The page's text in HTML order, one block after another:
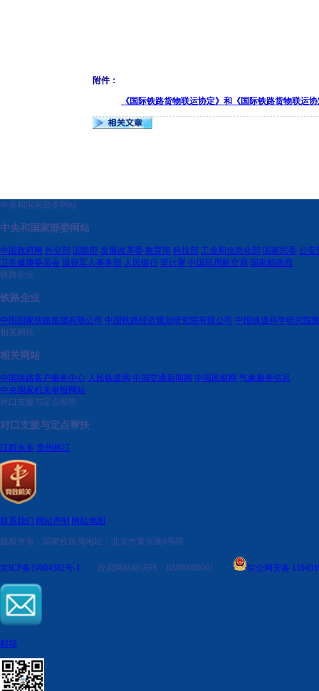
附件：
《国际铁路货物联运协定》和《国际铁路货物联运
中央和国家部委网站
中央和国家部委网站
中国政府网 外交部 国防部 发展改革委 教育部 科技部 工业和信息化部 国家民委 公安
卫生健康委员会 退役军人事务部 人民银行 审计署 中国民用航空局 国家邮政局
铁路企业
铁路企业
中国国家铁路集团有限公司 中国铁路经济规划研究院有限公司 中国铁道科学研究院
相关网站
相关网站
中国铁路客户服务中心 人民铁道网 中国交通新闻网 中国民航网 气象服务信息
中央国家机关举报网站
对口支援与定点帮扶
对口支援与定点帮扶
江西永丰 贵州榕江
联系我们 网站声明 网站地图
版权所有：国家铁路局地址：北京市复兴路6号院
京ICP备19004382号-1 政府网站标识码：BM69000001 京公网安备
邮箱